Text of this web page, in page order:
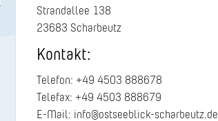
Strandallee 138
23683 Scharbeutz
Kontakt:
Telefon: +49 4503 888678
Telefax: +49 4503 888679
E-Mail: info@ostseeblick-scharbeutz.de